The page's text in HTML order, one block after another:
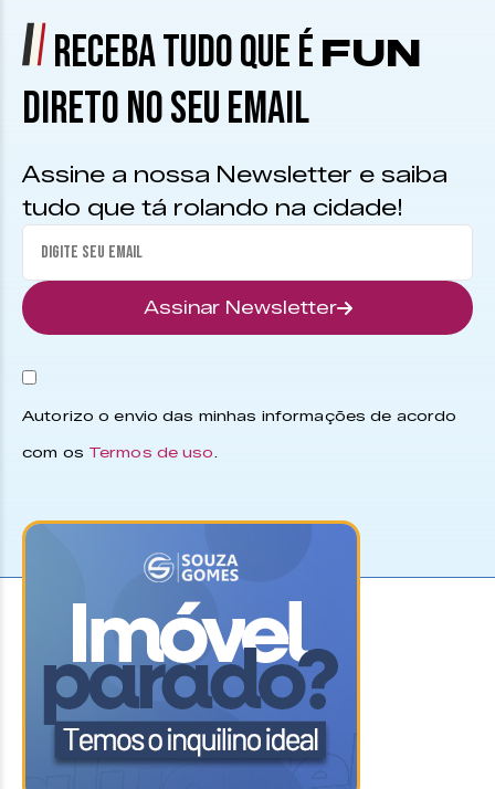
RECEBA TUDO QUE É FUN
DIRETO NO SEU EMAIL
Assine a nossa Newsletter e saiba
tudo que tá rolando na cidade!
Assinar Newsletter
Autorizo o envio das minhas informações de acordo
com os Termos de uso.